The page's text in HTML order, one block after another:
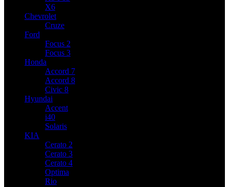
X6
Chevrolet
Cruze
Ford
Focus 2
Focus 3
Honda
Accord 7
Accord 8
Civic 8
Hyundai
Accent
i40
Solaris
KIA
Cerato 2
Cerato 3
Cerato 4
Optima
Rio